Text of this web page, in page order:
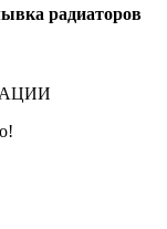
радиаторов